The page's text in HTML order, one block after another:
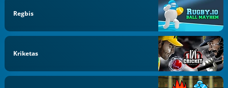
Regbis
Kriketas